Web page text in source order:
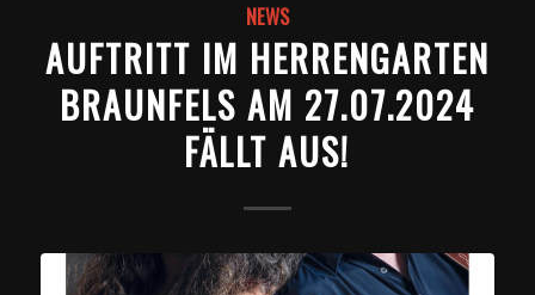
NEWS
AUFTRITT IM HERRENGARTEN
BRAUNFELS AM 27.07.2024
FÄLLT AUS!